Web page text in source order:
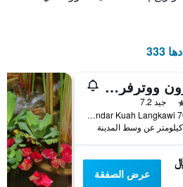
بارون ووترفرونت هوتل
جيد 7.2
7000 Bandar Baru Baron, Bandar Kuah Langkawi, كواه, ماليزيا
عرض الصفقة